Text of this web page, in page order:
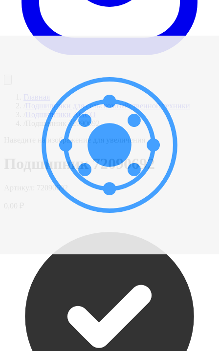
Главная
Подшипники для сельскохозяйственной техники
Подшипники AGCO
Подшипник 72090692
Наведите на изображение для увеличения
Подшипник 72090692
72090692